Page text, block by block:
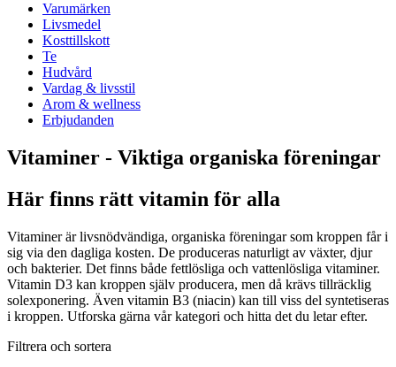
Varumärken
Livsmedel
Kosttillskott
Te
Hudvård
Vardag & livsstil
Arom & wellness
Erbjudanden
Vitaminer - Viktiga organiska föreningar
Här finns rätt vitamin för alla
Vitaminer är livsnödvändiga, organiska föreningar som kroppen får i
sig via den dagliga kosten. De produceras naturligt av växter, djur
och bakterier. Det finns både fettlösliga och vattenlösliga vitaminer.
Vitamin D3 kan kroppen själv producera, men då krävs tillräcklig
solexponering. Även vitamin B3 (niacin) kan till viss del syntetiseras
i kroppen. Utforska gärna vår kategori och hitta det du letar efter.
Filtrera och sortera